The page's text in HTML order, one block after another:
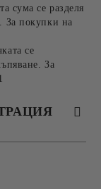
сума се разделя
За покупки на
се
За